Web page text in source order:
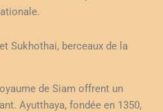
Sukhothai, berceaux de la
de Siam offrent un
Ayutthaya, fondée en 1350,